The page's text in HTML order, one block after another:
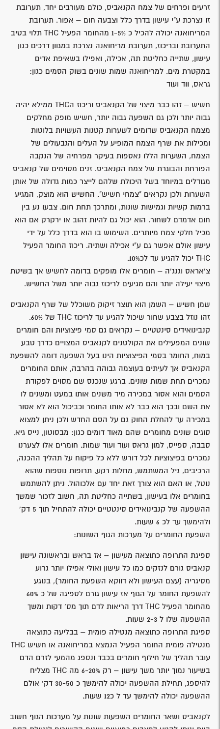
זרעים ופרחים של צמח הקנאביס, כולם מעורבים יחד, תערובת
זו נצרכת ע"י עישון בדרך כלל וצבעה חום – אפור. תערובת
המריחואנה יכולה להכיל כ 1-5% מהחומר הפעיל THC תלוי בטיב
התערובת ובריכוז, תערובת מריחואנה נצרכת במגוון דרכים כגון
עישון, שתייה כחליטת תה, אכילה, ואפילו בשאיפת אדים
במקטרת מים. למריחואנה שמות שונים בשוק הסמים כגון:
גראס, ווד ועוד
חשיש – זהו כבר מיצוי של הקנאביס וריכוז הTHC ממילא יהיה
גבוה יותר ולכן גם השפעה גבוה יותר, חשיש מופק מחלקים
מצמח הקנאביס שדומים לשערות קטנות העשויות בלוטות
ומכילות את שרף הצמח המופיע על העלים והגבעולים של
הצמח, השערות הללו נאספות בעיקר מפרחיה של הנקבה
הפורחת והבוגרת של צמח הקנאביס. זנים מסוימים של קנאביס
מגודלים במיוחד בשל היכולת שלהם לייצר כמות גדולה של אותן
השערות ולכן נקראים "צמחי חשיש". החשיש הוא מוצק, המגיע
ברמות קשיות וגמישות שונות, ומתרכך תחת חום. צבעו נע בין
חום אדמדם לשחור. הוא יכול גם להיות זהוב או ירקרק אם הוא
מכיל חלקי צמח מיותרים. השימוש בו הוא בדרך כלל על ידי
עישון אולם אפשר גם ע"י אכילה ושתיה. ריכוז החומר הפעיל
THC יכול להגיע עד לכ10%.
צ'אראס וגנג'ה – חומרים אלו מופקים בדומה לחשיש אך בשיטת
מיצוי יעילה יותר והם מגיעים לריכוז גבוה יותר משל החשיש.
שמן חשיש – השמן הוא תוצר זיקוק משוכלל של שרף הקנאביס
זהו נוזל בצבע שחור שיכול להגיע עד לריכוז THC של 60%.
קנבינואידים סינטטיים – נקראים גם סמי פיצוציות והם חומרים
שונים המפעילים את הקולטנים לקנאביס המצויים כדרך טבע
במוח, החומר בסמי הפיצוציות הינו בעל השפעה דומה להשפעת
הקנאביס אך לעיתים בעוצמה גבוהה בהרבה, אותם החומרים
נמכרים תחת שמות שונים. ברגע שנכנס שם מסוים לפקודת
הסמים והוא אסור במכירה מיד משנים אותו במעט ומשנים לו
את השם ובכך הוא כבר לא אותו החומר וכביכול הוא לא אסור
במכירה עד להחלת החוק גם על הסם החדש ולכן ניתן למצוא
סוגים שונים מחומרים שהם מאוד דומים כגון: מבסוטון, נייס גיא,
סבבה, ספייס, למון גראס ועוד ועוד שמות. חומרים אלו לצערנו
נמכרים בפיצוציות לכל דורש ללא כל פיקוח על תהליך ההכנה,
הרכיבים, גיל המשתמש, מחלות רקע, תרופות נוספות שהוא
נוטל, או האם הוא צורך זאת יחד עם אלכוהול. ניתן להשתמש
בחומרים אלו בעישון, בשתייה כחליטת תה, חשוב לזכור שמשך
ההשפעה של קנבינואידים סינטטיים יכולה להתחיל תוך 5 דק'
ולהימשך עד לכ 6 שעות.
השפעת החומרים על מערכות הגוף השונות:
ספיגת התרופה כתוצאה מעישון – אז בראש ובראשונה עישון
קנאביס גורם לנזקים כמו כל עישון ואולי אפילו יותר גרוע
מסיגריה (עצם העישון ולא דווקא השפעת החומר), בנוגע
להשפעת החומר על הגוף אז עישון גורם לספיגה של כ 60%
מהחומר הפעיל THC דרך הריאות לדם תוך מס' דקות ומשך
ההשפעה שלו ל 2-3 שעות.
ספיגת התרופה כתוצאה מנטילה פומית – בבליעה כתוצאה
מנטילה פומית החומר הפעיל הנמצא במריחואנה או חשיש THC
עובר תהליך של חילוף חומרים בכבד ונספג מהמעי לזרם הדם
בשיעור נמוך יותר משך עישון – רק 6-20% מה THC מצליח
להיספג, תחילת ההשפעה יכולה להימשך כ 30-50 דק' אולם
ההשפעה יכולה להימשך עד ל כ12 שעות.
לקנאביס ושאר החומרים השפעות שונות על מערכות הגוף חשוב